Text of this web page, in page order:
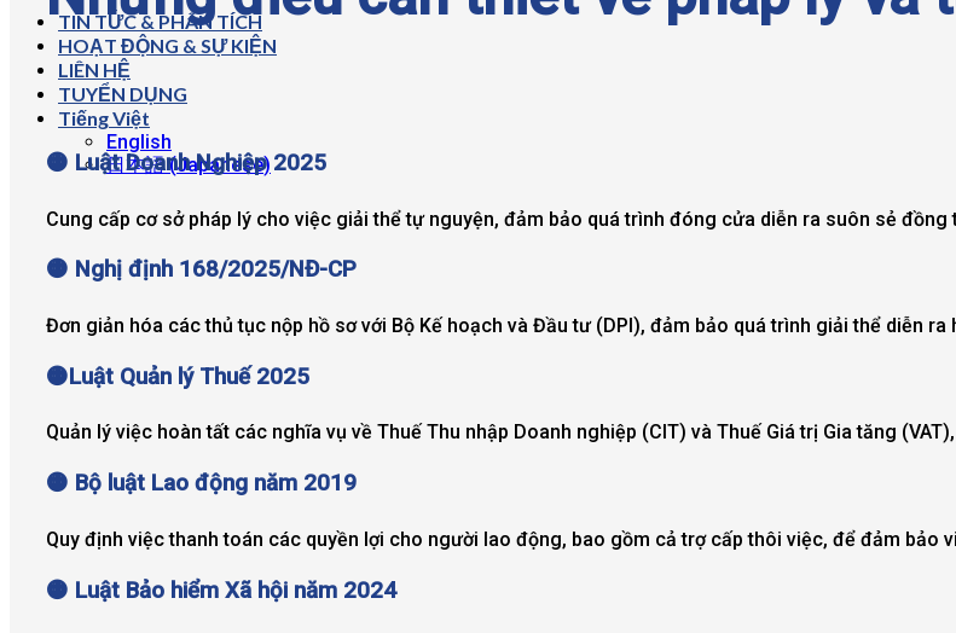
TIN TỨC & PHÂN TÍCH
HOẠT ĐỘNG & SỰ KIỆN
LIÊN HỆ
TUYỂN DỤNG
Tiếng Việt
English
日本語(Japanese)
🟠 Luật Doanh Nghiệp 2025
Cung cấp cơ sở pháp lý cho việc giải thể tự nguyện, đảm bảo quá trình đóng cửa diễn ra suôn sẻ
🟠 Nghị định 168/2025/NĐ-CP
Đơn giản hóa các thủ tục nộp hồ sơ với Bộ Kế hoạch và Đầu tư (DPI), đảm bảo quá trình giải thể diễn ra
🟠Luật Quản lý Thuế 2025
Quản lý việc hoàn tất các nghĩa vụ về Thuế Thu nhập Doanh nghiệp (CIT) và Thuế Giá trị Gia tăng
🟠 Bộ luật Lao động năm 2019
Quy định việc thanh toán các quyền lợi cho người lao động, bao gồm cả trợ cấp thôi việc, để đảm
🟠 Luật Bảo hiểm Xã hội năm 2024